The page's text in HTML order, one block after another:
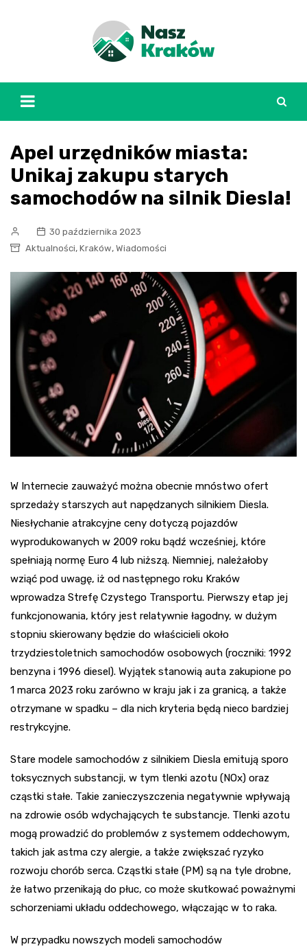
Apel urzędników miasta:
Unikaj zakupu starych
samochodów na silnik Diesla!
30 października 2023
Aktualności, Kraków, Wiadomości
W Internecie zauważyć można obecnie mnóstwo ofert
sprzedaży starszych aut napędzanych silnikiem Diesla.
Niesłychanie atrakcyjne ceny dotyczą pojazdów
wyprodukowanych w 2009 roku bądź wcześniej, które
spełniają normę Euro 4 lub niższą. Niemniej, należałoby
wziąć pod uwagę, iż od następnego roku Kraków
wprowadza Strefę Czystego Transportu. Pierwszy etap jej
funkcjonowania, który jest relatywnie łagodny, w dużym
stopniu skierowany będzie do właścicieli około
trzydziestoletnich samochodów osobowych (roczniki: 1992
benzyna i 1996 diesel). Wyjątek stanowią auta zakupione po
1 marca 2023 roku zarówno w kraju jak i za granicą, a także
otrzymane w spadku – dla nich kryteria będą nieco bardziej
restrykcyjne.
Stare modele samochodów z silnikiem Diesla emitują sporo
toksycznych substancji, w tym tlenki azotu (NOx) oraz
cząstki stałe. Takie zanieczyszczenia negatywnie wpływają
na zdrowie osób wdychających te substancje. Tlenki azotu
mogą prowadzić do problemów z systemem oddechowym,
takich jak astma czy alergie, a także zwiększać ryzyko
rozwoju chorób serca. Cząstki stałe (PM) są na tyle drobne,
że łatwo przenikają do płuc, co może skutkować poważnymi
schorzeniami układu oddechowego, włączając w to raka.
W przypadku nowszych modeli samochodów